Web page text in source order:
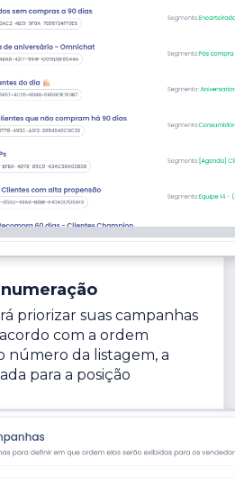
priorizar suas campanhas
com a ordem
número da listagem, a
para a posição